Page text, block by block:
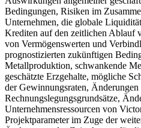
Bedingungen, Risiken im
Unternehmen, die globale
Krediten auf den zeitlichen Ablauf
von Vermögenswerten und
prognostizierten zukünftigen
Metallproduktion, schwankende
geschätzte Erzgehalte, mögliche
der Gewinnungsraten, Änderungen
Rechnungslegungsgrundsätze,
Unternehmensressourcen von
Projektparameter im Zuge der